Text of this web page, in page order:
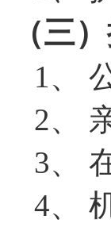
（三
1、
2、
3、
4、